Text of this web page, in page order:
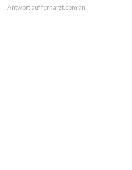
Antwort auf fernarzt.com an